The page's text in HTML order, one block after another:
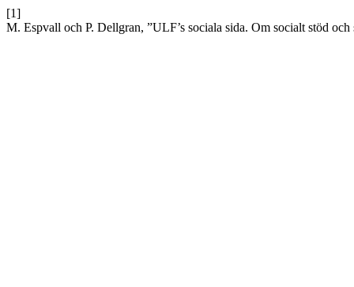
[1]
M. Espvall och P. Dellgran, ”ULF’s sociala sida. Om socialt stöd